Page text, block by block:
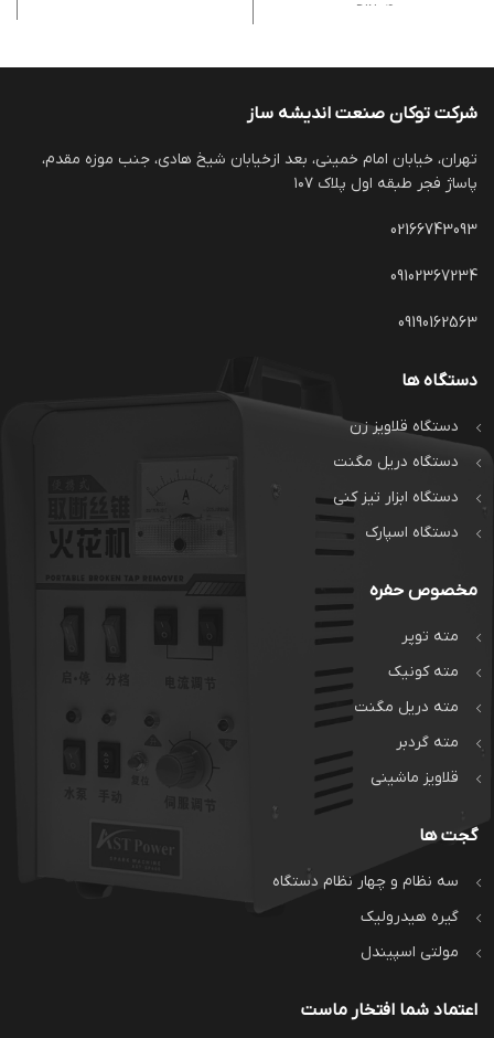
شرکت توکان صنعت اندیشه ساز
تهران، خیابان امام خمینی، بعد ازخیابان شیخ هادی، جنب موزه مقدم،
پاساژ فجر طبقه اول پلاک ۱۰۷
02166743093
09102367234
09190162563
دستگاه ها
دستگاه قلاویز زن
دستگاه دریل مگنت
دستگاه ابزار تیز کنی
دستگاه اسپارک
مخصوص حفره
مته توپر
مته کونیک
مته دریل مگنت
مته گردبر
قلاویز ماشینی
گجت ها
سه نظام و چهار نظام دستگاه
گیره هیدرولیک
مولتی اسپیندل
اعتماد شما افتخار ماست